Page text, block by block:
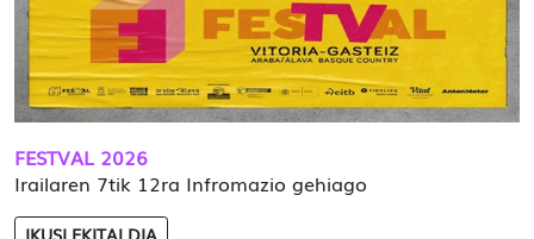
FESTVAL 2026
Irailaren 7tik 12ra Infromazio gehiago
IKUSI EKITALDIA